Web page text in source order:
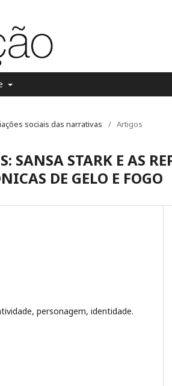
sociais das narrativas / Artigos
SANSA STARK E AS
DE GELO E FOGO
personagem, identidade.